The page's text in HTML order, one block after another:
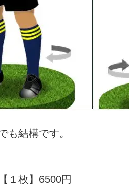
も結構です。
１枚】6500円